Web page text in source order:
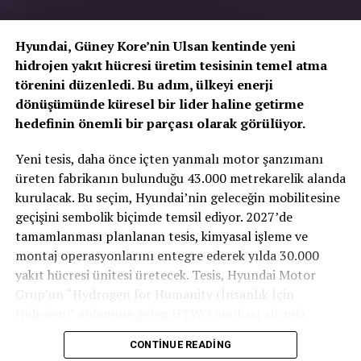
Sport ile Yere Basıyor
Türkiye’nin otomobiliTOGG T10Xgibi yüksek tork
değerlerine sahip elektrikli araçlarda, lastiğin zemine
tutunma kabiliyeti çok daha kritiktir.E-carturkiyeekibi
olarak bizzat deneyimlediğimizPetlas Snowmaster 2
Sport, performans odaklı yapısıyla elektrikli araçların
Hyundai, Güney Kore’nin Ulsan kentinde yeni
hidrojen yakıt hücresi üretim tesisinin temel atma
törenini düzenledi. Bu adım, ülkeyi enerji
dönüşümünde küresel bir lider haline getirme
hedefinin önemli bir parçası olarak görülüyor.
Yeni tesis, daha önce içten yanmalı motor şanzımanı
üreten fabrikanın bulunduğu 43.000 metrekarelik alanda
kurulacak. Bu seçim, Hyundai’nin geleceğin mobilitesine
geçişini sembolik biçimde temsil ediyor. 2027’de
tamamlanması planlanan tesis, kimyasal işleme ve
montaj operasyonlarını entegre ederek yılda 30.000
yakıt hücresi ünitesi üretecek. Tesis, Hyundai Motor
Grup’un “Hydrogen for Humanity (İnsanlık İçin
faaliyet gösterecek.
CONTINUE READING